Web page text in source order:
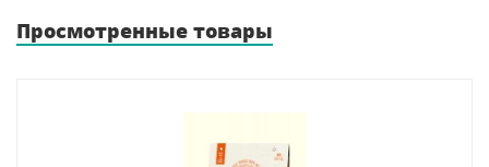
Просмотренные товары